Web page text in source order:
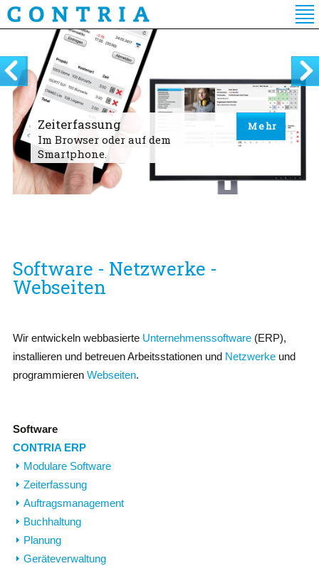
Direkt
zum
Inhalt
Zeiterfassung
Im Browser oder auf dem
Smartphone.
Mehr
Software - Netzwerke -
Webseiten
Wir entwickeln webbasierte Unternehmenssoftware(ERP),
installieren und betreuen Arbeitsstationen und Netzwerkeund
programmieren Webseiten.
Software
CONTRIA ERP
Modulare Software
Zeiterfassung
Auftragsmanagement
Buchhaltung
Planung
Geräteverwaltung